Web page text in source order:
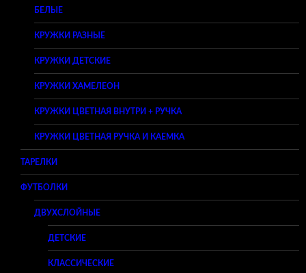
БЕЛЫЕ
КРУЖКИ РАЗНЫЕ
КРУЖКИ ДЕТСКИЕ
КРУЖКИ ХАМЕЛЕОН
КРУЖКИ ЦВЕТНАЯ ВНУТРИ + РУЧКА
КРУЖКИ ЦВЕТНАЯ РУЧКА И КАЕМКА
ТАРЕЛКИ
ФУТБОЛКИ
ДВУХСЛОЙНЫЕ
ДЕТСКИЕ
КЛАССИЧЕСКИЕ